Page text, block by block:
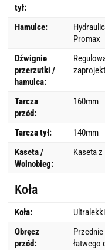
tył:
Hamulce:
Promax
Dźwignie
przerzutki /
hamulca:
Tarcza
przód:
160mm
Tarcza tył:
140mm
Kaseta /
Wolnobieg:
Kaseta
Koła
Koła:
Obręcz
przód:
łatwego